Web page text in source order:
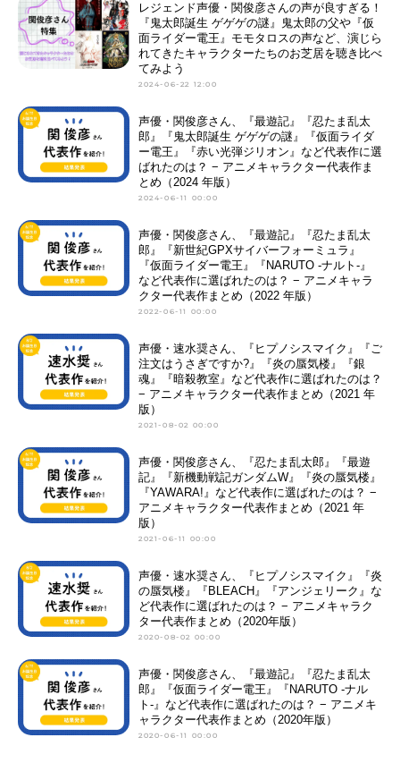
レジェンド声優・関俊彦さんの声が良すぎる！
『鬼太郎誕生 ゲゲゲの謎』鬼太郎の父や『仮
面ライダー電王』モモタロスの声など、演じら
れてきたキャラクターたちのお芝居を聴き比べ
てみよう
2024-06-22 12:00
声優・関俊彦さん、『最遊記』『忍たま乱太
郎』『鬼太郎誕生 ゲゲゲの謎』『仮面ライダ
ー電王』『赤い光弾ジリオン』など代表作に選
ばれたのは？ − アニメキャラクター代表作ま
とめ（2024 年版）
2024-06-11 00:00
声優・関俊彦さん、『最遊記』『忍たま乱太
郎』『新世紀GPXサイバーフォーミュラ』
『仮面ライダー電王』『NARUTO -ナルト-』
など代表作に選ばれたのは？ − アニメキャラ
クター代表作まとめ（2022 年版）
2022-06-11 00:00
声優・速水奨さん、『ヒプノシスマイク』『ご
注文はうさぎですか?』『炎の蜃気楼』『銀
魂』『暗殺教室』など代表作に選ばれたのは？
− アニメキャラクター代表作まとめ（2021 年
版）
2021-08-02 00:00
声優・関俊彦さん、『忍たま乱太郎』『最遊
記』『新機動戦記ガンダムW』『炎の蜃気楼』
『YAWARA!』など代表作に選ばれたのは？ −
アニメキャラクター代表作まとめ（2021 年
版）
2021-06-11 00:00
声優・速水奨さん、『ヒプノシスマイク』『炎
の蜃気楼』『BLEACH』『アンジェリーク』な
ど代表作に選ばれたのは？ − アニメキャラク
ター代表作まとめ（2020年版）
2020-08-02 00:00
声優・関俊彦さん、『最遊記』『忍たま乱太
郎』『仮面ライダー電王』『NARUTO -ナル
ト-』など代表作に選ばれたのは？ − アニメキ
ャラクター代表作まとめ（2020年版）
2020-06-11 00:00